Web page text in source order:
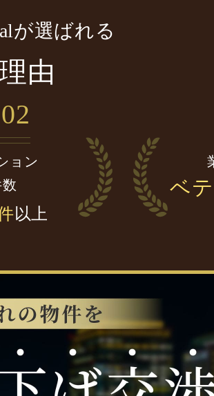
が選ばれる
由
02
ョン
以上
ベ